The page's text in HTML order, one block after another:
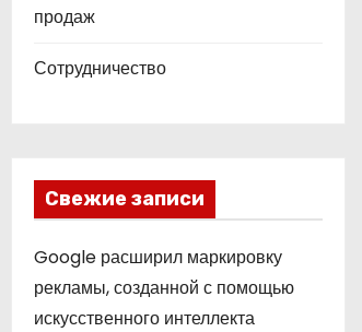
продаж
Сотрудничество
Свежие записи
Google расширил маркировку
рекламы, созданной с помощью
искусственного интеллекта